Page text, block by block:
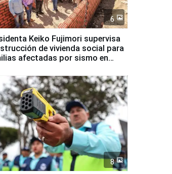
6
Keiko Fujimori supervisa
de vivienda social para
afectadas por sismo en
8